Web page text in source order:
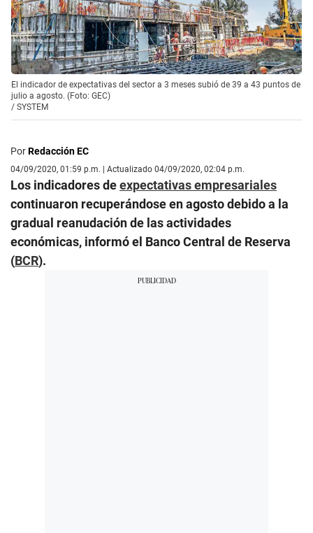
El indicador de expectativas del sector a 3 meses subió de 39 a 43 puntos de
julio a agosto. (Foto: GEC)
/ SYSTEM
PorRedacción EC
04/09/2020, 01:59 p.m. | Actualizado 04/09/2020, 02:04 p.m.
Los indicadores deexpectativas empresariales
continuaron recuperándose en agosto debido a la
gradual reanudación de las actividades
económicas, informó el Banco Central de Reserva
(BCR).